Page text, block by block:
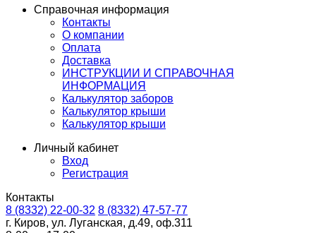
Справочная информация
Контакты
О компании
Оплата
Доставка
ИНСТРУКЦИИ И СПРАВОЧНАЯ
ИНФОРМАЦИЯ
Калькулятор заборов
Калькулятор крыши
Калькулятор крыши
Личный кабинет
Вход
Регистрация
Контакты
8 (8332) 22-00-32 8 (8332) 47-57-77
г. Киров, ул. Луганская, д.49, оф.311